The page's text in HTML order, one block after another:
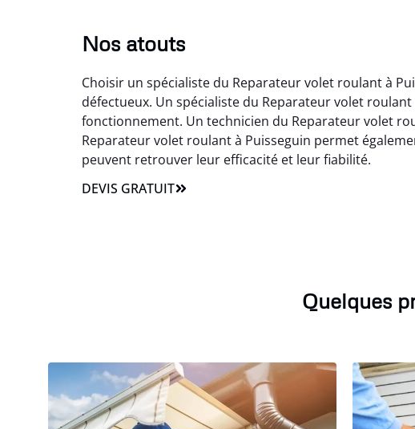
Nos atouts
Choisir un spécialiste du Reparateur volet roulant à
défectueux. Un spécialiste du Reparateur volet
fonctionnement. Un technicien du Reparateur volet
Reparateur volet roulant à Puisseguin permet
peuvent retrouver leur efficacité et leur fiabilité.
DEVIS GRATUIT
Quelques